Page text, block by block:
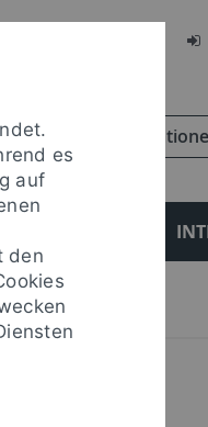
es
auf
den